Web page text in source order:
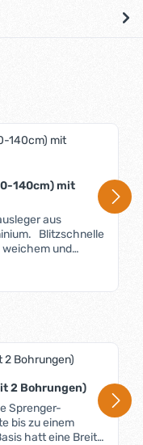
140cm) mit
aus
an der
2 Bohrungen)
Sprenger-
bis zu einem
hatt eine Breite